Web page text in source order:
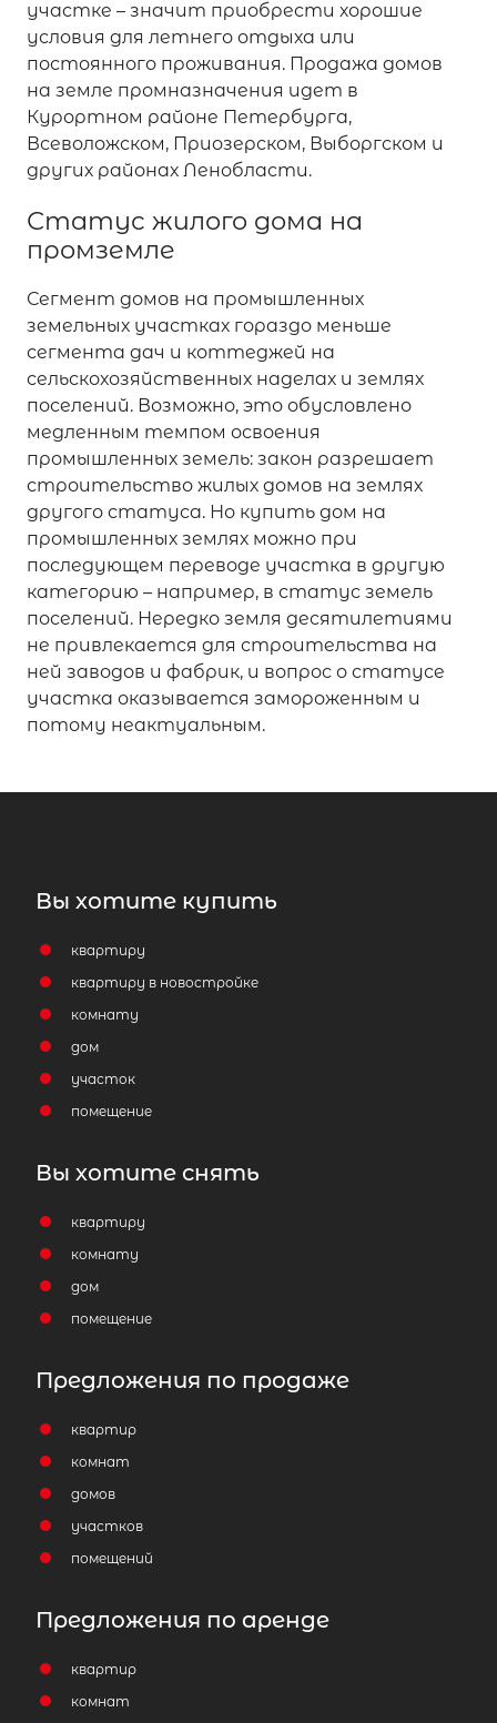
участке – значит приобрести хорошие
условия для летнего отдыха или
постоянного проживания. Продажа домов
на земле промназначения идет в
Курортном районе Петербурга,
Всеволожском, Приозерском, Выборгском и
других районах Ленобласти.
Статус жилого дома на
промземле
Сегмент домов на промышленных
земельных участках гораздо меньше
сегмента дач и коттеджей на
сельскохозяйственных наделах и землях
поселений. Возможно, это обусловлено
медленным темпом освоения
промышленных земель: закон разрешает
строительство жилых домов на землях
другого статуса. Но купить дом на
промышленных землях можно при
последующем переводе участка в другую
категорию – например, в статус земель
поселений. Нередко земля десятилетиями
не привлекается для строительства на
ней заводов и фабрик, и вопрос о статусе
участка оказывается замороженным и
потому неактуальным.
Вы хотите купить
квартиру
квартиру в новостройке
комнату
дом
участок
помещение
Вы хотите снять
квартиру
комнату
дом
помещение
Предложения по продаже
квартир
комнат
домов
участков
помещений
Предложения по аренде
квартир
комнат